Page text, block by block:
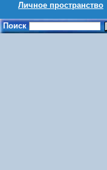
Личное пространство
Поиск